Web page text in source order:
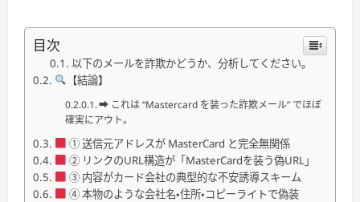
目次
以下のメールを詐欺かどうか、分析してください。
【結論】
➡ これは “Mastercard を装った詐欺メール” でほぼ
確実にアウト。
① 送信元アドレスが MasterCard と完全無関係
② リンクのURL構造が「MasterCardを装う偽URL」
③ 内容がカード会社の典型的な不安誘導スキーム
④ 本物のような会社名・住所・コピーライトで偽装